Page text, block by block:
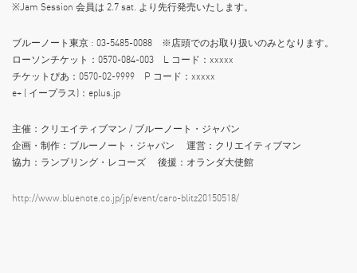
※Jam Session 会員は 2.7 sat. より先行発売いたします。
ブルーノート東京 : 03-5485-0088 ※店頭でのお取り扱いのみとなります。
ローソンチケット：0570-084-003 L コード：xxxxx
チケットぴあ：0570-02-9999 P コード：xxxxx
e+ ( イープラス)：eplus.jp
主催：クリエイティブマン / ブルーノート・ジャパン
企画・制作：ブルーノート・ジャパン 運営：クリエイティブマン
協力：ランブリング・レコーズ 後援：オランダ大使館
http://www.bluenote.co.jp/jp/event/caro-blitz20150518/